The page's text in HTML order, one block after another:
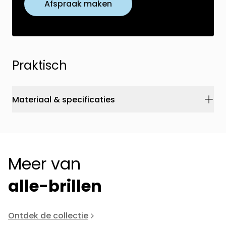
Afspraak maken
Praktisch
Materiaal & specificaties
Meer van
alle-brillen
Ontdek de collectie